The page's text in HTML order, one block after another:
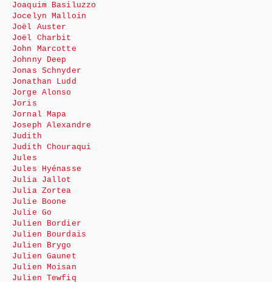
Joaquim Basiluzzo
Jocelyn Malloin
Joël Auster
Joël Charbit
John Marcotte
Johnny Deep
Jonas Schnyder
Jonathan Ludd
Jorge Alonso
Joris
Jornal Mapa
Joseph Alexandre
Judith
Judith Chouraqui
Jules
Jules Hyénasse
Julia Jallot
Julia Zortea
Julie Boone
Julie Go
Julien Bordier
Julien Bourdais
Julien Brygo
Julien Gaunet
Julien Moisan
Julien Tewfiq